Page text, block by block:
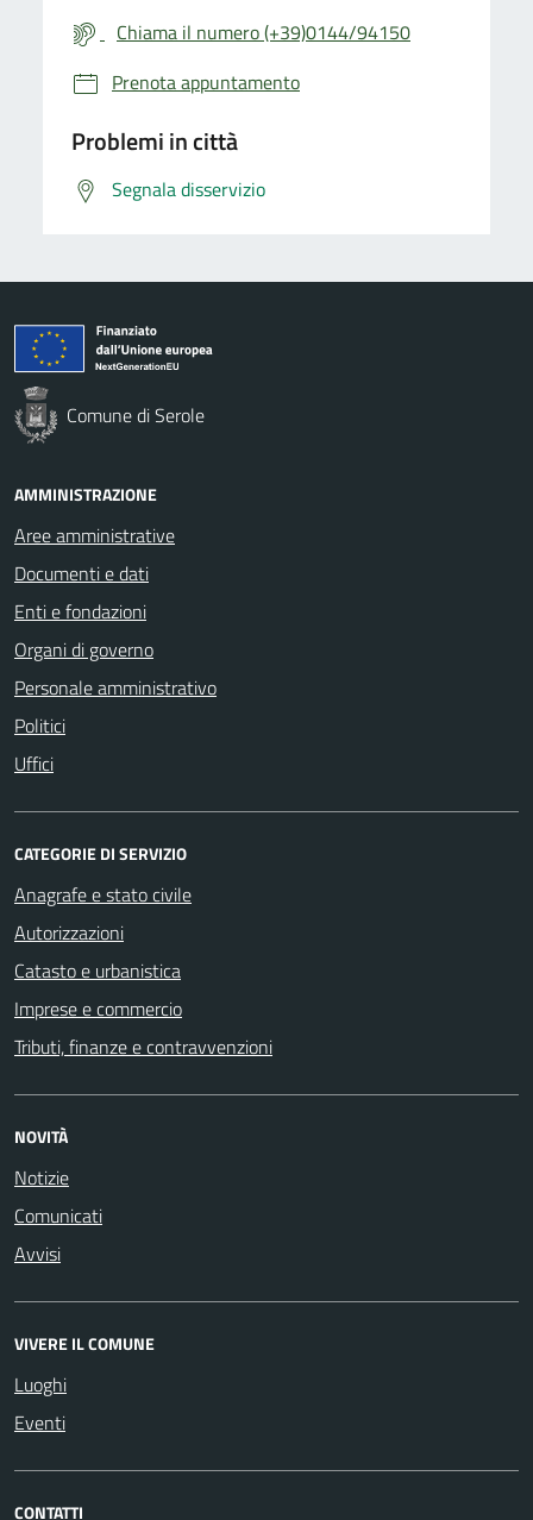
Chiama il numero (+39)0144/94150
Prenota appuntamento
Problemi in città
Segnala disservizio
Comune di Serole
AMMINISTRAZIONE
Aree amministrative
Documenti e dati
Enti e fondazioni
Organi di governo
Personale amministrativo
Politici
Uffici
CATEGORIE DI SERVIZIO
Anagrafe e stato civile
Autorizzazioni
Catasto e urbanistica
Imprese e commercio
Tributi, finanze e contravvenzioni
NOVITÀ
Notizie
Comunicati
Avvisi
VIVERE IL COMUNE
Luoghi
Eventi
CONTATTI